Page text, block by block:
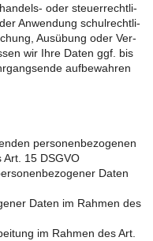
oder steu­er­recht­li­
An­wen­dung schul­recht­li­
Aus­übung oder Ver­
wir Ihre Daten ggf. bis
auf­be­wah­ren
per­so­nen­be­zo­ge­nen
15 DSGVO
Daten
Daten im Rah­men des
im Rah­men des Art.